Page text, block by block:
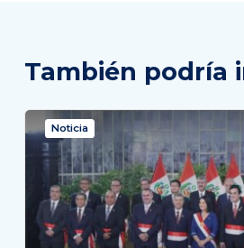
También podría
Noticia